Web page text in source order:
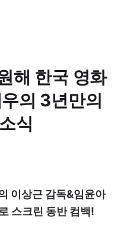
해 한국 영화
의 3년만의
식
이상근 감독&임윤아
스크린 동반 컴백!